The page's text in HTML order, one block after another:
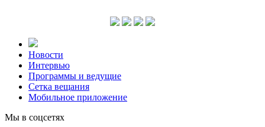
Новости
Интервью
Программы и ведущие
Сетка вещания
Мобильное приложение
Мы в соцсетях